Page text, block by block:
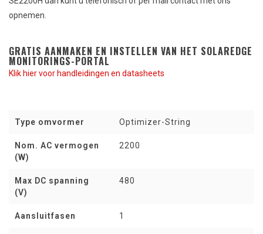
opnemen.
GRATIS AANMAKEN EN INSTELLEN VAN HET SOLAREDGE
MONITORINGS-PORTAL
Klik hier voor handleidingen en datasheets
Type omvormer Optimizer-String
Nom. AC vermogen
(W)
2200
Max DC spanning
(V)
480
Aansluitfasen 1